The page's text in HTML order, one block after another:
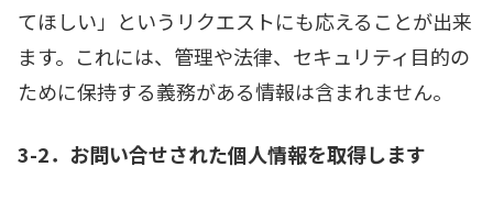
てほしい」というリクエストにも応えることが出来
ます。これには、管理や法律、セキュリティ目的の
ために保持する義務がある情報は含まれません。
3-2．お問い合せされた個人情報を取得します